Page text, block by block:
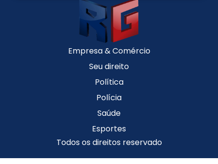
Empresa & Comércio
Seu direito
Política
Polícia
Saúde
Esportes
Todos os direitos reservado